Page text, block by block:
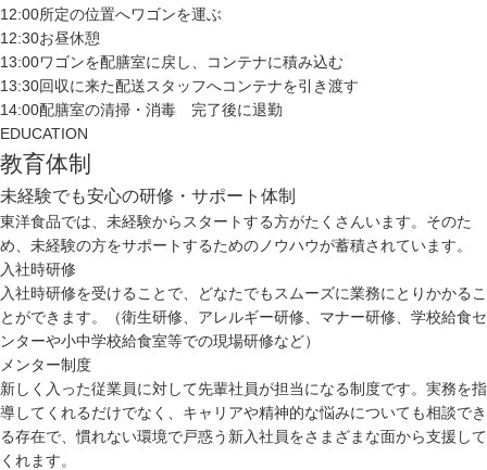
12:00所定の位置へワゴンを運ぶ
12:30お昼休憩
13:00ワゴンを配膳室に戻し、コンテナに積み込む
13:30回収に来た配送スタッフへコンテナを引き渡す
14:00配膳室の清掃・消毒 完了後に退勤
EDUCATION
教育体制
未経験でも安心の研修・サポート体制
東洋食品では、未経験からスタートする方がたくさんいます。そのた
め、未経験の方をサポートするためのノウハウが蓄積されています。
入社時研修
入社時研修を受けることで、どなたでもスムーズに業務にとりかかるこ
とができます。（衛生研修、アレルギー研修、マナー研修、学校給食セ
ンターや小中学校給食室等での現場研修など）
メンター制度
新しく入った従業員に対して先輩社員が担当になる制度です。実務を指
導してくれるだけでなく、キャリアや精神的な悩みについても相談でき
る存在で、慣れない環境で戸惑う新入社員をさまざまな面から支援して
くれます。